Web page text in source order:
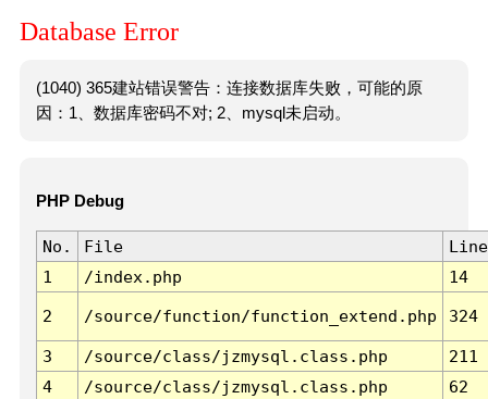
Database Error
(1040) 365建站错误警告：连接数据库失败，可能的原
因：1、数据库密码不对; 2、mysql未启动。
PHP Debug
No. File
Line
1
/index.php 14
2 /source/function/function_extend.php 324
3 /source/class/jzmysql.class.php
211
4
/source/class/jzmysql.class.php
62